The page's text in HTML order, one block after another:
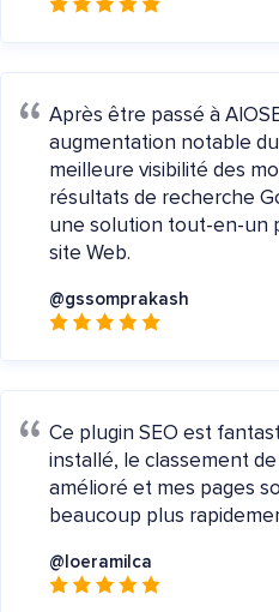
Après être passé à
augmentation notable
meilleure visibilité des
résultats de recherche
une solution tout-en-un
site Web.
@gssomprakash
Ce plugin SEO est
installé, le classement
amélioré et mes pages
beaucoup plus
@loeramilca